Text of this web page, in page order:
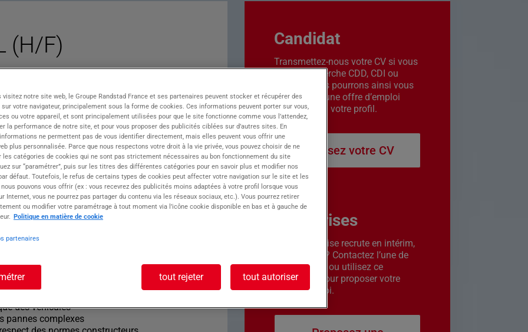
(H/F)
MONTAUBAN, Groupe ATOLL, opérant
d'une large présence avec 50 agences sur
de mécanique dédié aux poids lourds, où
client d'un(e) MECANICIEN PL
: MECANICIEN
fonction, les missions suivantes vous
des véhicules
pannes complexes
Candidat
Transmettez-nous votre CV si vous
êtes en recherche CDD, CDI ou
intérim. Nous pourrons ainsi vous
contacter si une offre d’emploi
correspond à votre profil.
Déposez votre CV
Entreprises
Votre entreprise recrute en intérim,
CDD ou CDI ? Contactez l’une de
nos agences ou utilisez ce
formulaire pour proposer votre
offre d’emploi.
visitez notre site web, le Groupe Randstad France et ses partenaires peuvent stocker et récupérer des
votre navigateur, principalement sous la forme de cookies. Ces informations peuvent porter sur vous,
ou votre appareil, et sont principalement utilisées pour que le site fonctionne comme vous l’attendez,
la performance de notre site, et pour vous proposer des publicités ciblées sur d’autres sites. En
ne permettent pas de vous identifier directement, mais elles peuvent vous offrir une
plus personnalisée. Parce que nous respectons votre droit à la vie privée, vous pouvez choisir de ne
les catégories de cookies qui ne sont pas strictement nécessaires au bon fonctionnement du site
sur “paramétrer”, puis sur les titres des différentes catégories pour en savoir plus et modifier nos
défaut. Toutefois, le refus de certains types de cookies peut affecter votre navigation sur le site et les
pouvons vous offrir (ex : vous recevrez des publicités moins adaptées à votre profil lorsque vous
Internet, vous ne pourrez pas partager du contenu via les réseaux sociaux, etc.). Vous pourrez retirer
ou modifier votre paramétrage à tout moment via l’icône cookie disponible en bas et à gauche de
Politique en matière de cookie
partenaires
tout rejeter tout autoriser